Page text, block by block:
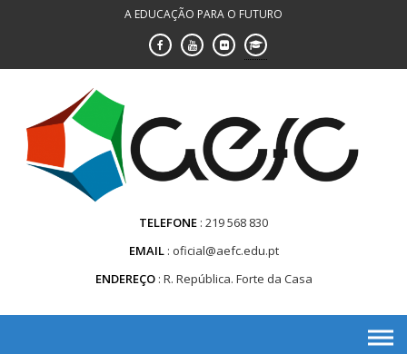
A EDUCAÇÃO PARA O FUTURO
TELEFONE 219 568 830
EMAIL oficial@aefc.edu.pt
ENDEREÇO R. República. Forte da Casa